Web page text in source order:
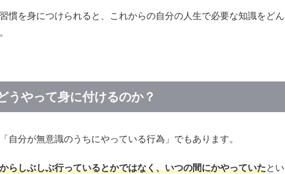
慣を身につけられると、これからの自分の人生で必要な知識をどん
うやって身に付けるのか？
自分が無意識のうちにやっている行為」でもあります。
らしぶしぶ行っているとかではなく、いつの間にかやっていたとい